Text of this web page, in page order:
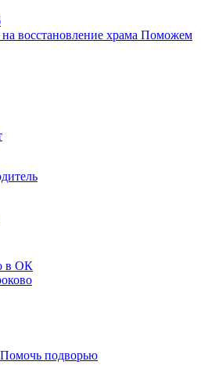
Поможем
Помочь подворью